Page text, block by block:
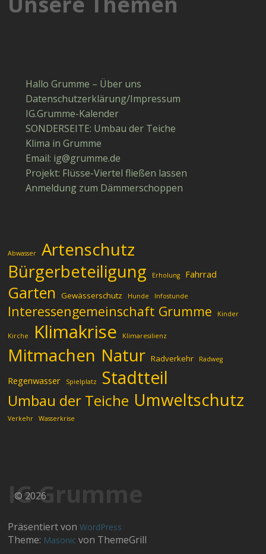
Hallo Grumme – Über uns
Datenschutzerklärung/Impressum
IG.Grumme-Kalender
SONDERSEITE: Umbau der Teiche
Klima in Grumme
Email: ig​@​grumme​.de
Projekt: Flüsse-Viertel fließen lassen
Anmeldung zum Dämmerschoppen
Abwasser Artenschutz
Bürgerbeteiligung Erholung Fahrrad
Garten Gewässerschutz Hunde Infostunde
Interessengemeinschaft Grumme Kinder
Kirche Klimakrise Klimaresilienz
Mitmachen Natur Radverkehr Radweg
Regenwasser Spielplatz Stadtteil
Umbau der Teiche Umweltschutz
Verkehr Wasserkrise
IG Grumme
© 2026
Präsentiert vonWordPress
Theme: Masonic von ThemeGrill